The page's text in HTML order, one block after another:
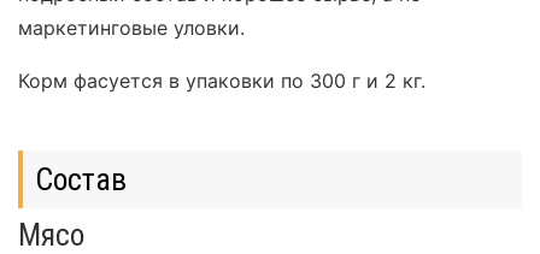
маркетинговые уловки.
Корм фасуется в упаковки по 300 г и 2 кг.
Состав
Мясо